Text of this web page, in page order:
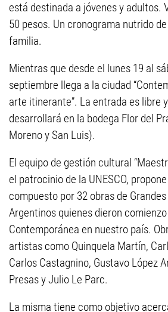
está destinada a jóvenes y adultos.
50 pesos. Un cronograma nutrido
familia.
Mientras que desde el lunes 19 al
septiembre llega a la ciudad
arte itinerante”. La entrada es libre
desarrollará en la bodega Flor del
Moreno y San Luis).
El equipo de gestión cultural
el patrocinio de la UNESCO,
compuesto por 32 obras de
Argentinos quienes dieron
Contemporánea en nuestro país.
artistas como Quinquela Martín,
Carlos Castagnino, Gustavo López
Presas y Julio Le Parc.
La misma tiene como objetivo